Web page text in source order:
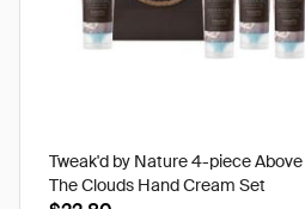
Tweak'd by Nature 4-piece Above
The Clouds Hand Cream Set